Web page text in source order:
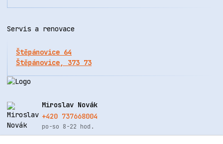
Servis a renovace
Štěpánovice 64
Štěpánovice, 373 73
Miroslav Novák
+420 737668004
po-so 8-22 hod.